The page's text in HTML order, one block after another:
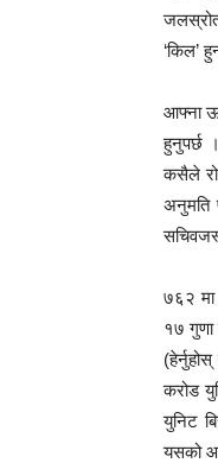
‘किल’
आफ्ना
हुनुपर्छ
कसैले
अनुमति
७६२ मा
१७ गुणा
करोड
युनिट
यसको